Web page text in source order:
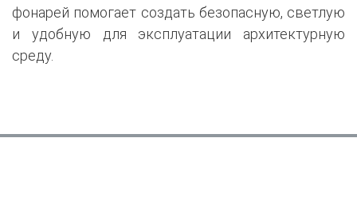
фонарей помогает создать безопасную, светлую
и удобную для эксплуатации архитектурную
среду.